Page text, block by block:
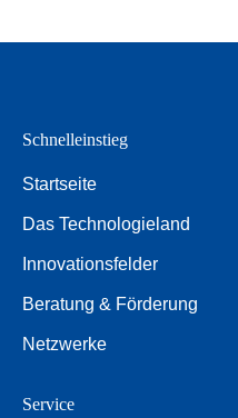
Schnelleinstieg
Startseite
Das Technologieland
Innovationsfelder
Beratung & Förderung
Netzwerke
Service